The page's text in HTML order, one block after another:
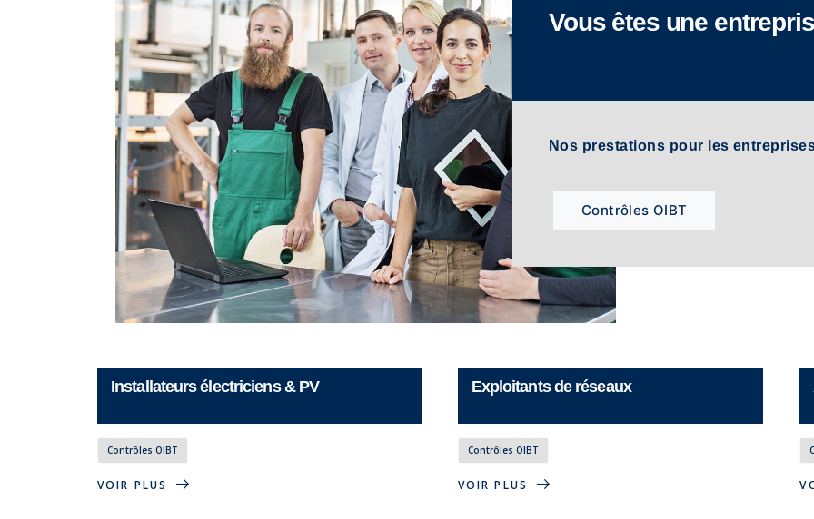
Vous êtes une
Nos prestations pour les
Contrôles OIBT
Installateurs électriciens & PV
Contrôles OIBT
VOIR PLUS
Exploitants de réseaux
Contrôles OIBT
VOIR PLUS